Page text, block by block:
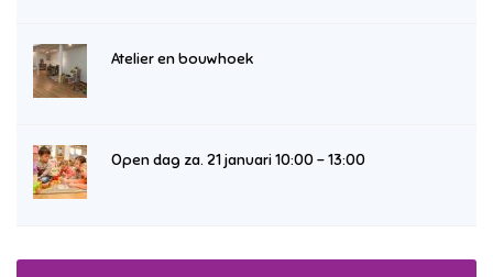
Atelier en bouwhoek
Open dag za. 21 januari 10:00 – 13:00